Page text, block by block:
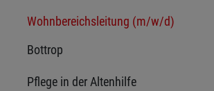
Wohnbereichsleitung (m/w/d)
Bottrop
Pflege in der Altenhilfe